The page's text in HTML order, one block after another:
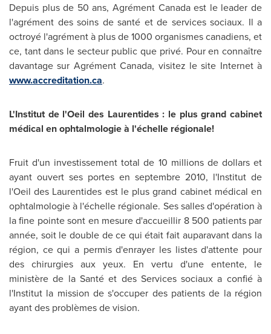
Depuis plus de 50 ans, Agrément Canadaest le leader de
l'agrément des soins de santé et de services sociaux. Il a
octroyé l'agrément à plus de 1000 organismes canadiens, et
ce, tant dans le secteur public que privé. Pour en connaître
davantage sur AgrémentCanada, visitez le site Internet à
www.accreditation.ca.
L'Institut de l'Oeil des Laurentides : le plus grand cabinet
médical en ophtalmologie à l'échelle régionale!
Fruit d'un investissement total de 10 millions de dollars et
ayant ouvert ses portes en septembre 2010, l'Institut de
l'Oeil des Laurentides est le plus grand cabinet médical en
ophtalmologie à l'échelle régionale. Ses salles d'opération à
la fine pointe sont en mesure d'accueillir 8 500 patients par
année, soit le double de ce qui était fait auparavant dans la
région, ce qui a permis d'enrayer les listes d'attente pour
des chirurgies aux yeux. En vertu d'une entente, le
ministère de la Santé et des Services sociaux a confié à
l'Institut la mission de s'occuper des patients de la région
ayant des problèmes de vision.